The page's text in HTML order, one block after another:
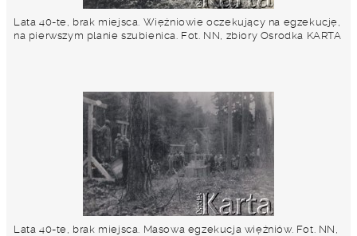
Lata 40-te, brak miejsca. Więźniowie oczekujący na egzekucję,
na pierwszym planie szubienica. Fot. NN, zbiory Osrodka KARTA
Lata 40-te, brak miejsca. Masowa egzekucja więźniów. Fot. NN,